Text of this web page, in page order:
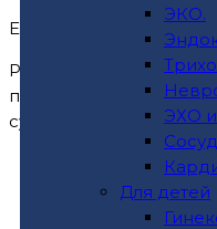
ЭКО.
ЭХО
Для детей
Единая справочная
Расписание работы
понедельник – пятница
суббота, воскресенье